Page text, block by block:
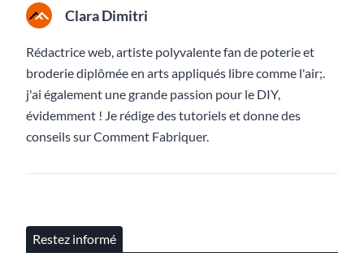
Clara Dimitri
Rédactrice web, artiste polyvalente fan de poterie et
broderie diplômée en arts appliqués libre comme l'air;.
j'ai également une grande passion pour le DIY,
évidemment ! Je rédige des tutoriels et donne des
conseils sur Comment Fabriquer.
Restez informé